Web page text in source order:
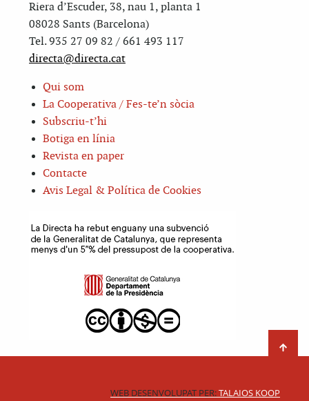
Riera d’Escuder, 38, nau 1, planta 1
08028 Sants (Barcelona)
Tel. 935 27 09 82 / 661 493 117
directa@directa.cat
Qui som
La Cooperativa / Fes-te’n sòcia
Subscriu-t’hi
Botiga en línia
Revista en paper
Contacte
Avis Legal & Política de Cookies
WEB DESENVOLUPAT PER:TALAIOS KOOP